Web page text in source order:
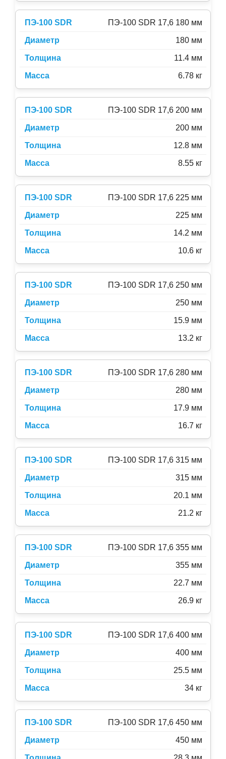
ПЭ-100 SDR 17,6 180 мм
180 мм
11.4 мм
6.78 кг
ПЭ-100 SDR 17,6 200 мм
200 мм
12.8 мм
8.55 кг
ПЭ-100 SDR 17,6 225 мм
225 мм
14.2 мм
10.6 кг
ПЭ-100 SDR 17,6 250 мм
250 мм
15.9 мм
13.2 кг
ПЭ-100 SDR 17,6 280 мм
280 мм
17.9 мм
16.7 кг
ПЭ-100 SDR 17,6 315 мм
315 мм
20.1 мм
21.2 кг
ПЭ-100 SDR 17,6 355 мм
355 мм
22.7 мм
26.9 кг
ПЭ-100 SDR 17,6 400 мм
400 мм
25.5 мм
34 кг
ПЭ-100 SDR 17,6 450 мм
450 мм